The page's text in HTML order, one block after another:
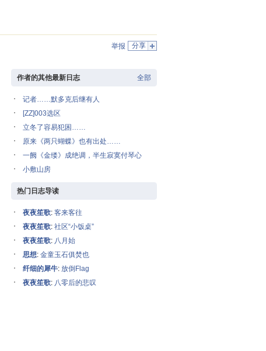
分享
举报
全部
作者的其他最新日志
记者……默多克后继有人
[ZZ]003选区
立冬了容易犯困……
原来《两只蝴蝶》也有出处……
一阙《金缕》成绝调，半生寂寞付琴心
小敷山房
热门日志导读
夜夜笙歌: 客来客往
夜夜笙歌: 社区“小饭桌”
夜夜笙歌: 八月始
思想: 金童玉石俱焚也
纤细的犀牛: 放倒Flag
夜夜笙歌: 八零后的悲叹